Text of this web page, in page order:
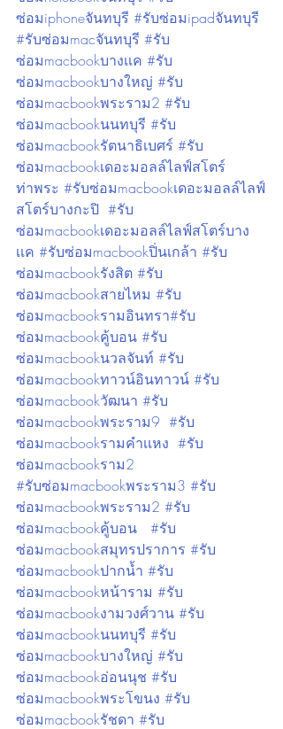
ซ่อมiphoneจันทบุรี #รับซ่อมipadจันทบุรี
#รับซ่อมmacจันทบุรี #รับ
ซ่อมmacbookบางเเค #รับ
ซ่อมmacbookบางใหญ่ #รับ
ซ่อมmacbookพระราม2 #รับ
ซ่อมmacbookนนทบุรี #รับ
ซ่อมmacbookรัตนาธิเบศร์ #รับ
ซ่อมmacbookเดอะมอลล์ไลฟ์สโตร์
ท่าพระ #รับซ่อมmacbookเดอะมอลล์ไลฟ์
สโตร์บางกะปิ  #รับ
ซ่อมmacbookเดอะมอลล์ไลฟ์สโตร์บาง
เเค #รับซ่อมmacbookปิ่นเกล้า #รับ
ซ่อมmacbookรังสิต #รับ
ซ่อมmacbookสายไหม #รับ
ซ่อมmacbookรามอินทรา#รับ
ซ่อมmacbookคู้บอน #รับ
ซ่อมmacbookนวลจันท์ #รับ
ซ่อมmacbookทาวน์อินทาวน์ #รับ
ซ่อมmacbookวัฒนา #รับ
ซ่อมmacbookพระราม9  #รับ
ซ่อมmacbookรามคำเเหง  #รับ
ซ่อมmacbookราม2
#รับซ่อมmacbookพระราม3 #รับ
ซ่อมmacbookพระราม2 #รับ
ซ่อมmacbookคู้บอน   #รับ
ซ่อมmacbookสมุทรปราการ #รับ
ซ่อมmacbookปากน้ำ #รับ
ซ่อมmacbookหน้าราม #รับ
ซ่อมmacbookงามวงศ์วาน #รับ
ซ่อมmacbookนนทบุรี #รับ
ซ่อมmacbookบางใหญ่ #รับ
ซ่อมmacbookอ่อนนุช #รับ
ซ่อมmacbookพระโขนง #รับ
ซ่อมmacbookรัชดา #รับ